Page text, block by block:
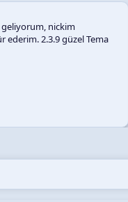
Konu
🇹🇷 Türkçe
üzerinden
Ardından /
isim (name)
bir kullanıcı